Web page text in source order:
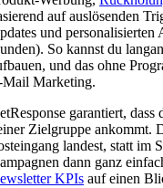
auf auslösenden
und personalisierten
So kannst du
und das ohne
Mail Marketing.
garantiert,
Zielgruppe ankommt.
landest, statt im
dann ganz
KPIs auf einen